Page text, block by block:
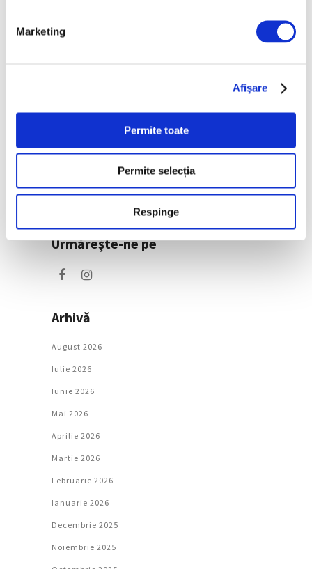
Marketing
Afişare
Permite toate
Permite selecția
Respinge
Artǎ
Urmăreşte-ne pe
Arhivă
August 2026
Iulie 2026
Iunie 2026
Mai 2026
Aprilie 2026
Martie 2026
Februarie 2026
Ianuarie 2026
Decembrie 2025
Noiembrie 2025